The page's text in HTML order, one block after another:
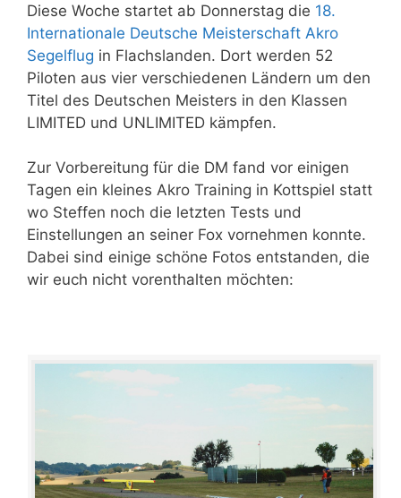
Diese Woche startet ab Donnerstag die 18.
Internationale Deutsche Meisterschaft Akro
Segelflug in Flachslanden. Dort werden 52
Piloten aus vier verschiedenen Ländern um den
Titel des Deutschen Meisters in den Klassen
LIMITED und UNLIMITED kämpfen.
Zur Vorbereitung für die DM fand vor einigen
Tagen ein kleines Akro Training in Kottspiel statt
wo Steffen noch die letzten Tests und
Einstellungen an seiner Fox vornehmen konnte.
Dabei sind einige schöne Fotos entstanden, die
wir euch nicht vorenthalten möchten: